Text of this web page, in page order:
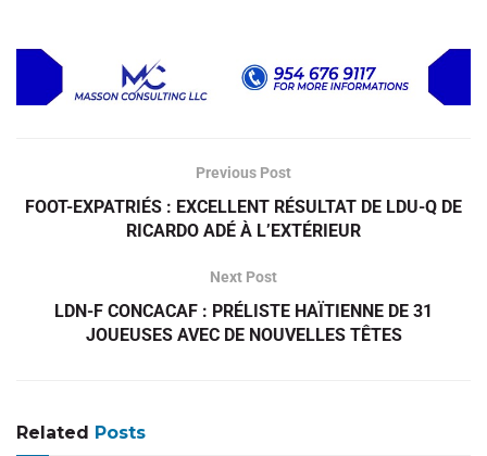
Previous Post
FOOT-EXPATRIÉS : EXCELLENT RÉSULTAT DE LDU-Q DE
RICARDO ADÉ À L’EXTÉRIEUR
Next Post
LDN-F CONCACAF : PRÉLISTE HAÏTIENNE DE 31
JOUEUSES AVEC DE NOUVELLES TÊTES
Related Posts